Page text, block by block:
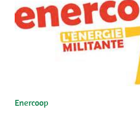
Enercoop